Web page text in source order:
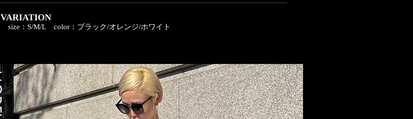
VARIATION
size：S/M/L color：ブラック/オレンジ/ホワイト